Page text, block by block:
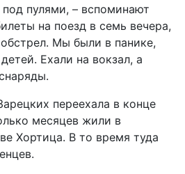
пулями, – вспоминают
на поезд в семь вечера,
Мы были в панике,
Ехали на вокзал, а
переехала в конце
месяцев жили в
Хортица. В то время туда